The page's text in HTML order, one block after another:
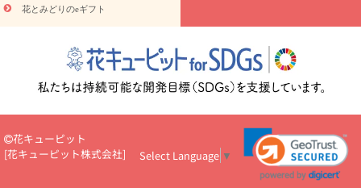
やみ・10000円～
365日の誕生花カレンダー
開店・開業祝
お祝いを贈るときのマナー・
花キューピットのお祝いコラム一覧
誕生日のお花を「色
彩心理学」で選ぶ方法
結婚祝いの予算相場
出産祝いお役立ち情
転職祝いのマナー基礎知識
ペットのお祝いワンポイントアド
バイス
スタンド花（フラスタ）のマナー
お見舞いのマナーとル
お祝い花のマナー総まとめ
場上司や先輩へ贈るお祝い花の正解は？
開店祝いの花 選び方ガイ
ド（早見表あり）
花キューピットのお供え・
花とみどりのeギフト
花キューピット
[花キューピット株式会社] Select Language ▼